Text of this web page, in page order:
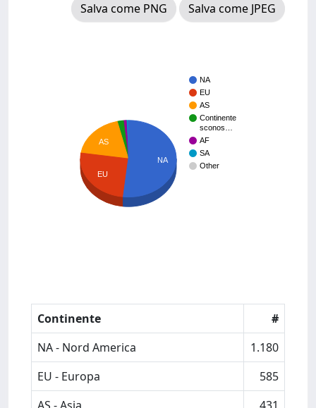
Salva come PNG
Salva come JPEG
NA
EU
AS
Continente
sconos…
AF
SA
Other
AS
EU
NA
Continente
#
NA - Nord America
1.180
EU - Europa
585